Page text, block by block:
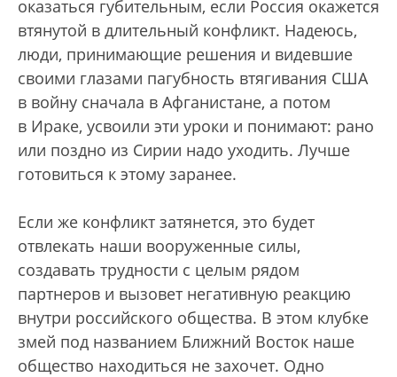
оказаться губительным, если Россия окажется
втянутой в длительный конфликт. Надеюсь,
люди, принимающие решения и видевшие
своими глазами пагубность втягивания США
в войну сначала в Афганистане, а потом
в Ираке, усвоили эти уроки и понимают: рано
или поздно из Сирии надо уходить. Лучше
готовиться к этому заранее.
Если же конфликт затянется, это будет
отвлекать наши вооруженные силы,
создавать трудности с целым рядом
партнеров и вызовет негативную реакцию
внутри российского общества. В этом клубке
змей под названием Ближний Восток наше
общество находиться не захочет. Одно